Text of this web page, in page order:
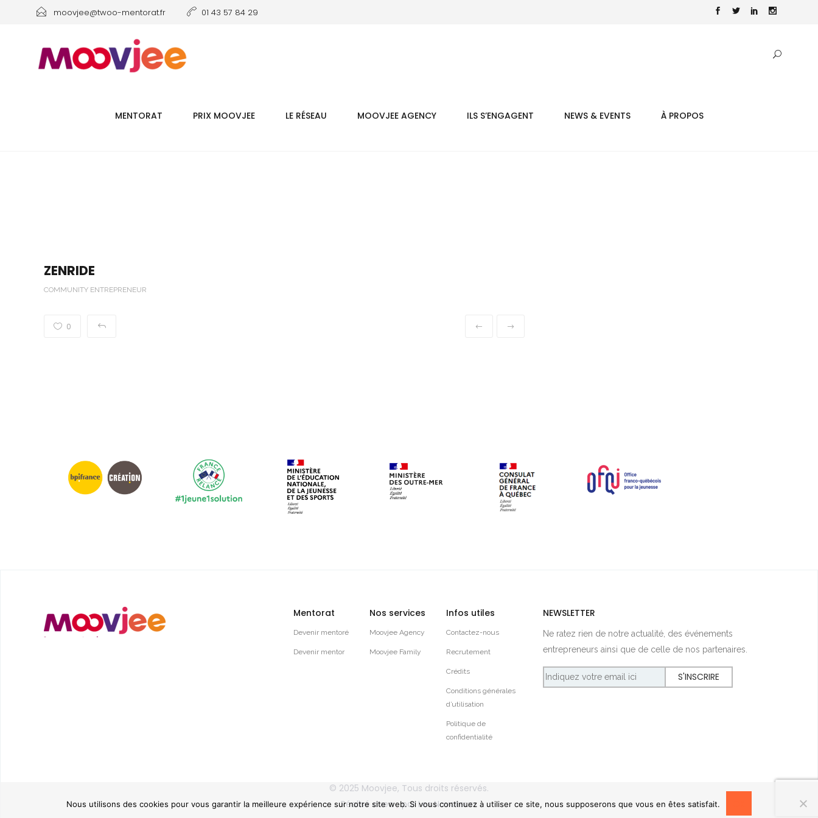
moovjee@twoo-mentorat.fr 01 43 57 84 29
MENTORAT PRIX MOOVJEE LE RÉSEAU MOOVJEE AGENCY ILS S’ENGAGENT NEWS & EVENTS À PROPOS
ZENRIDE
COMMUNITY ENTREPRENEUR
0
Mentorat
Devenir mentoré
Devenir mentor
Nos services
Moovjee Agency
Moovjee Family
Infos utiles
Contactez-nous
Recrutement
Crédits
Conditions générales
d’utilisation
Politique de
confidentialité
NEWSLETTER
Ne ratez rien de notre actualité, des événements
entrepreneurs ainsi que de celle de nos partenaires.
© 2025 Moovjee, Tous droits réservés.
Réalisé avec par Les Novateurs
Nous utilisons des cookies pour vous garantir la meilleure expérience sur notre site web. Si vous continuez à utiliser ce site, nous supposerons que vous en êtes satisfait.